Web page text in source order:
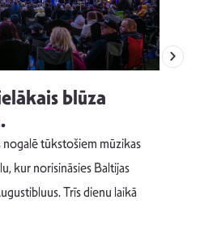
blūza
tūkstošiem mūzikas
kur norisināsies Baltijas
Trīs dienu laikā